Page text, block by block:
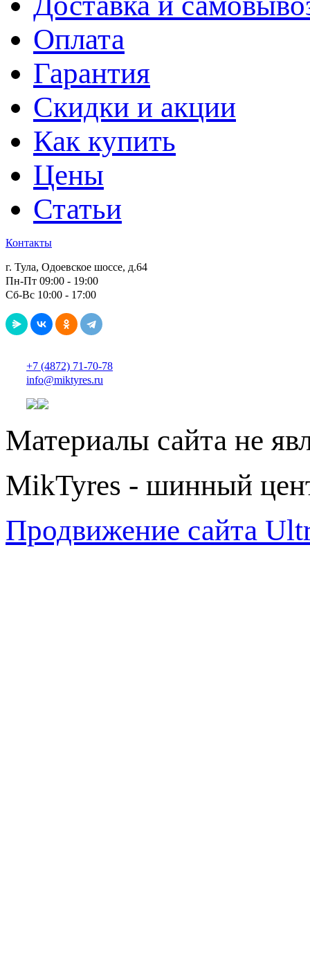
Оплата
Гарантия
Скидки и акции
Как купить
Цены
Статьи
Контакты
г. Тула, Одоевское шоссе, д.64
Пн-Пт 09:00 - 19:00
Сб-Вс 10:00 - 17:00
+7 (4872) 71-70-78
info@miktyres.ru
Материалы сайта не
MikTyres - шинный
Продвижение сайта